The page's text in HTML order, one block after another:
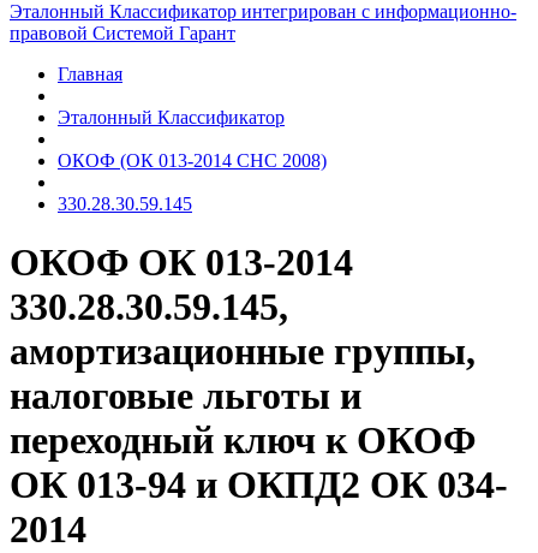
Эталонный Классификатор интегрирован с информационно-
правовой Системой Гарант
Главная
Эталонный Классификатор
ОКОФ (ОК 013-2014 СНС 2008)
330.28.30.59.145
ОКОФ ОК 013-2014
330.28.30.59.145,
амортизационные группы,
налоговые льготы и
переходный ключ к ОКОФ
ОК 013-94 и ОКПД2 ОК 034-
2014